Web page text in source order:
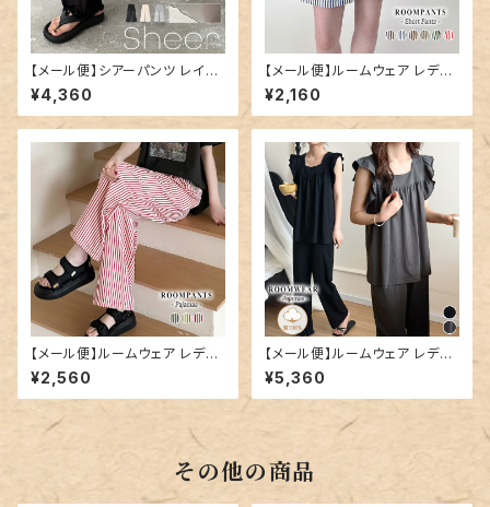
【メール便】シアーパンツ レイヤ
ード レディース レギンス ワイド
ペチコート／pants707
¥4,360
【メール便】ルームウェア レディ
ース ショートパンツ パンツ スト
ライプ／roomwear289
¥2,160
【メール便】ルームウェア レディ
ース パンツ ロング丈 ストライプ
／roomwear290
¥2,560
【メール便】ルームウェア レディ
ース 上下セット セットアップ パ
ジャマ／roomwear293
¥5,360
その他の商品